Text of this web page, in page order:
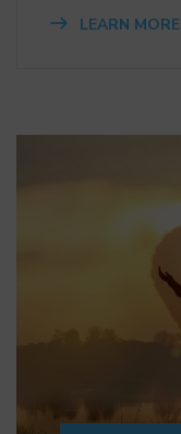
LEARN MORE